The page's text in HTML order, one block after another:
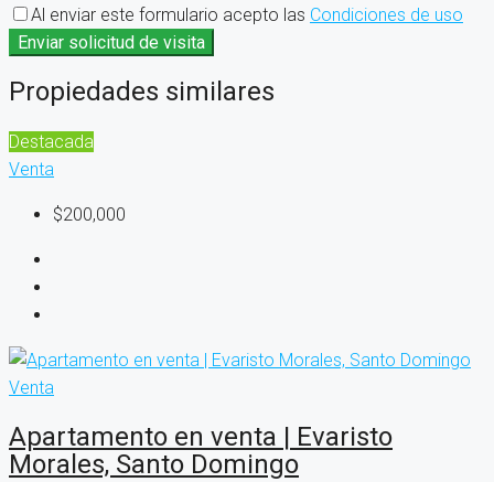
Al enviar este formulario acepto las Condiciones de uso
Enviar solicitud de visita
Propiedades similares
Destacada
Venta
$200,000
Venta
Apartamento en venta | Evaristo
Morales, Santo Domingo